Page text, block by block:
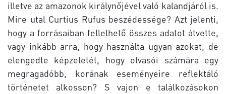
illetve az amazonok királynőjével való kalandjáról is.
Mire utal Curtius Rufus beszédessége? Azt jelenti,
hogy a forrásaiban fellelhető összes adatot átvette,
vagy inkább arra, hogy használta ugyan azokat, de
elengedte képzeletét, hogy olvasói számára egy
megragadóbb, korának eseményeire reflektáló
történetet alkosson? S vajon e találkozásokon